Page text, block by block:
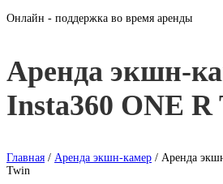
Онлайн - поддержка во время аренды
Аренда экшн-
Insta360 ONE R
Главная / Аренда экшн-камер / Аренда
Twin